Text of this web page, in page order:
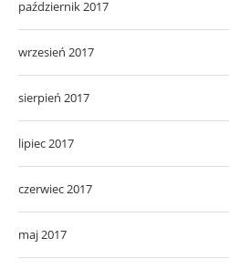
październik 2017
wrzesień 2017
sierpień 2017
lipiec 2017
czerwiec 2017
maj 2017